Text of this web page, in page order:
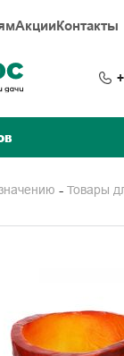
АкцииКонтакты
Товары